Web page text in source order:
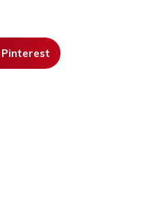
Pinterest